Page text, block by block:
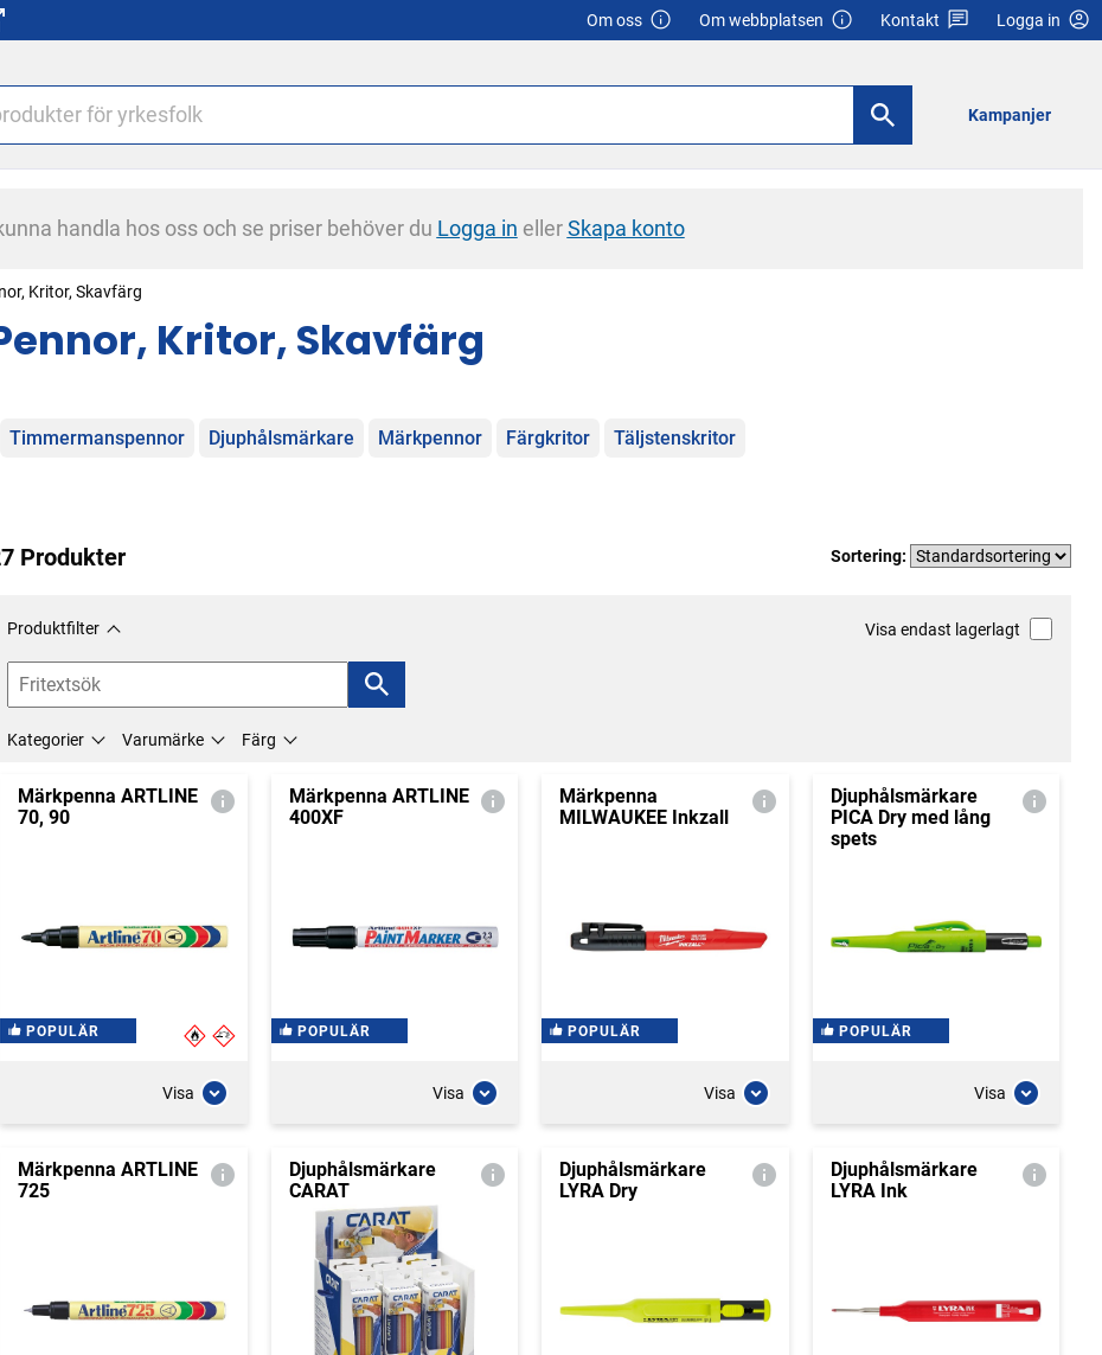
Om oss Om webbplatsen Kontakt Logga in
Kampanjer
handla hos oss och se priser behöver du Logga in ellerSkapa konto
Kritor, Skavfärg
Kritor, Skavfärg
Kategorier
Timmermanspennor Djuphålsmärkare Märkpennor Färgkritor Täljstenskritor
Produkter Sortering:
Produktfilter Visa endast lagerlagt
Kategorier Varumärke Färg
Märkpenna ARTLINE
70, 90
POPULÄR
Visa
Märkpenna ARTLINE
400XF
POPULÄR
Visa
Märkpenna
MILWAUKEE Inkzall
POPULÄR
Visa
Djuphålsmärkare
PICA Dry med lång
spets
POPULÄR
Visa
Märkpenna ARTLINE
725
Djuphålsmärkare
CARAT
Djuphålsmärkare
LYRA Dry
Djuphålsmärkare
LYRA Ink